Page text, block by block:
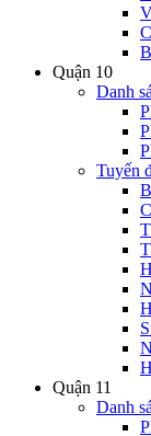
Quận 10
Danh
Tuyến
Quận 11
Danh